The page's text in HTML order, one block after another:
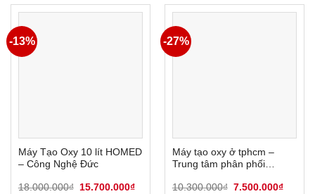
-13%
Máy Tạo Oxy 10 lít HOMED
– Công Nghệ Đức
18.000.000₫
Giá
15.700.000₫Giá
-27%
Máy tạo oxy ở tphcm –
Trung tâm phân phối
10.300.000₫ Giá
7.500.000₫Giá